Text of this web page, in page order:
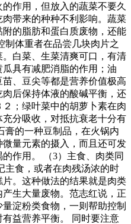
作用，但放入的蔬菜不要久
带来的种种不利影响。蔬菜
的脂肪和蛋白质废物，还能
制体重者在品尝几块肉片之
白菜、生菜清爽可口，有清
具有减肥消脂的作用；油
、豆尖等都是营养价值极高
后保持体液的酸碱平衡，还
；绿叶菜中的胡萝卜素在肉
分吸收，对抵抗衰老十分有
膏的一种豆制品，在火锅内
量元素的摄入，而且还可发
作用。 （3）主食、肉类同
主食，或者在肉残汤浓的时
。这种做法的结果就是肉类
生大量废物。范志红说，正
淀粉类食物，一则帮助控制
益营养平衡。 同时要注意